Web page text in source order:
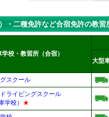
・二種免許など合宿免許の教習
学校・教習所（合宿）
大型
スクール
ライビングスクール
学校） ★